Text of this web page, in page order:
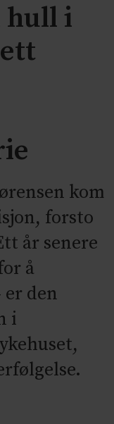
hull i
kom
forsto
år senere
å
den
i